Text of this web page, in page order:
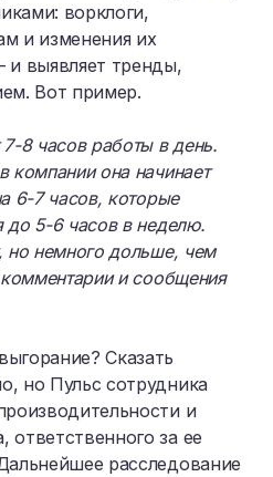
ворклоги,
и изменения их
и выявляет тренды,
Вот пример.
8 часов работы в день.
компании она начинает
6-7 часов, которые
до 5-6 часов в неделю.
но немного дольше, чем
и сообщения
Сказать
но Пульс сотрудника
и
за ее
расследование